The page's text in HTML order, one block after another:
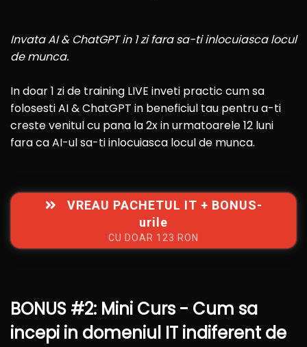
Invata AI & ChatGPT in 1 zi fara sa-ti inlocuiasca locul
de munca.
In doar 1 zi de training LIVE inveti practic cum sa
folosesti AI & ChatGPT in beneficiul tau pentru a-ti
creste venitul cu pana la 2x in urmatoarele 12 luni
fara ca AI-ul sa-ti inlocuiasca locul de munca.
VREAU PACHETUL IT + BONUS-
urile
CU DOAR 123 RON
BONUS #2: Mini Curs - Cum sa
incepi in domeniul IT indiferent de